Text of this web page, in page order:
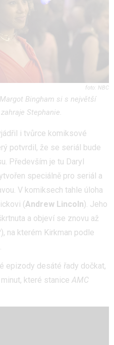
NBC
Bingham si s největší
Stephanie.
i tvůrce komiksové
potvrdil, že se seriál bude
Především je tu Daryl
speciálně pro seriál a
V komiksech tahle úloha
(Andrew Lincoln). Jeho
a objeví se znovu až
na kterém Kirkman podle
epizody desáté řady dočkat,
které stanice AMC